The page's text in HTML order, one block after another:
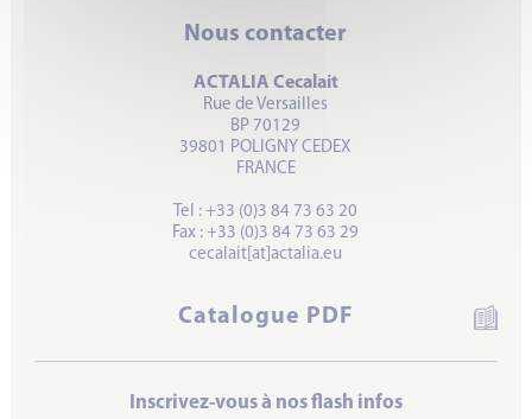
Nous contacter
ACTALIA Cecalait
Rue de Versailles
BP 70129
39801 POLIGNY CEDEX
FRANCE
Tel : +33 (0)3 84 73 63 20
Fax : +33 (0)3 84 73 63 29
cecalait[at]actalia.eu
Catalogue PDF
Inscrivez-vous à nos flash infos